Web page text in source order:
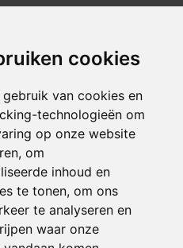
cookies
gebruik van cookies en
technologieën om
op onze website
om
inhoud en
te tonen, om ons
te analyseren en
waar onze